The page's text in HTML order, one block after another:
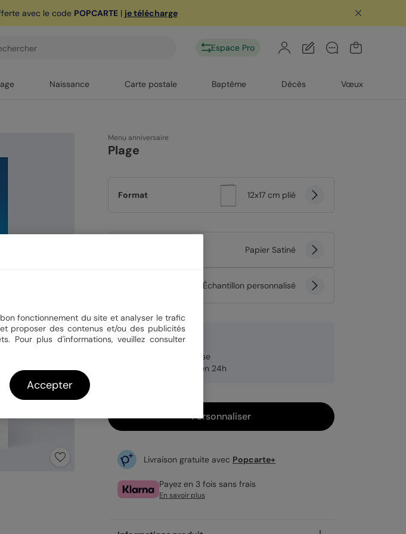
avec le code POPCARTE| je télécharge
Espace Pro
Naissance Carte postale Baptême Décès Vœux
Menu anniversaire
Plage
Format 12x17 cm plié
Papier Satiné
Échantillon personnalisé
3,25 €
Fabrication française
Expédition rapide en 24h
Personnaliser
Livraison gratuite avec Popcarte+
Payez en 3 fois sans frais
En savoir plus
fonctionnement du site et analyser le trafic
proposer des contenus et/ou des publicités
Pour plus d'informations, veuillez consulter
Accepter